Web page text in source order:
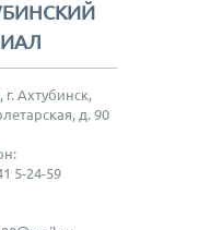
г. Ахтубинск,
д. 90
5-24-59